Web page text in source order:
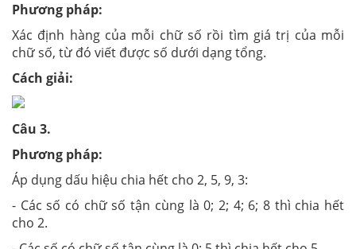
Phương pháp:
Xác định hàng của mỗi chữ số rồi tìm giá trị của mỗi
chữ số, từ đó viết được số dưới dạng tổng.
Cách giải:
Câu 3.
Phương pháp:
Áp dụng dấu hiệu chia hết cho 2, 5, 9, 3:
- Các số có chữ số tận cùng là 0; 2; 4; 6; 8 thì chia hết
cho 2.